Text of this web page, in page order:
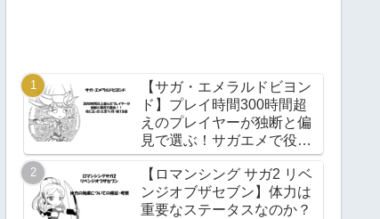
【サガ・エメラルドビヨン
ド】プレイ時間300時間超
えのプレイヤーが独断と偏
見で選ぶ！サガエメで役立
つ(と思う)技・術15選！
【ロマンシング サガ2 リベ
ンジオブザセブン】体力は
重要なステータスなのか？